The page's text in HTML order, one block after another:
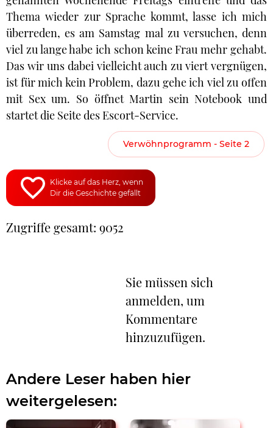
Thema wieder zur Sprache kommt, lasse ich mich
überreden, es am Samstag mal zu versuchen, denn
viel zu lange habe ich schon keine Frau mehr gehabt.
Das wir uns dabei vielleicht auch zu viert vergnügen,
ist für mich kein Problem, dazu gehe ich viel zu offen
mit Sex um. So öffnet Martin sein Notebook und
startet die Seite des Escort-Service.
Verwöhnprogramm - Seite 2
Klicke auf das Herz, wenn
Dir die Geschichte gefällt
Zugriffe gesamt: 9052
Sie müssen sich
anmelden, um
Kommentare
hinzuzufügen.
Andere Leser haben hier
weitergelesen: